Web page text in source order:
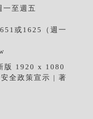
至週五
或1625（週一
版 1920 x 1080
全政策宣示 |著